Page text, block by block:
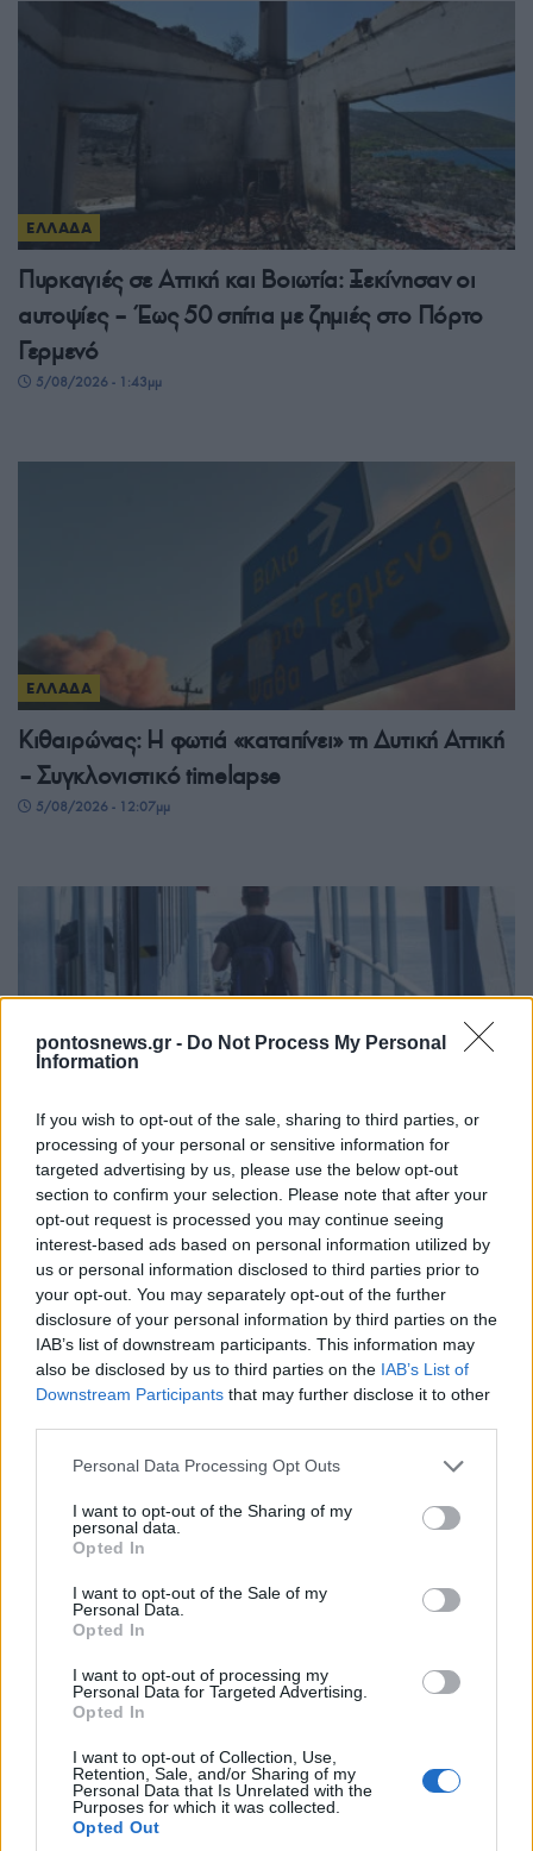
pontosnews.gr - Do Not Process My Personal
Information
If you wish to opt-out of the sale, sharing to third parties, or
processing of your personal or sensitive information for
targeted advertising by us, please use the below opt-out
section to confirm your selection. Please note that after your
opt-out request is processed you may continue seeing
interest-based ads based on personal information utilized by
us or personal information disclosed to third parties prior to
your opt-out. You may separately opt-out of the further
disclosure of your personal information by third parties on the
IAB’s list of downstream participants. This information may
also be disclosed by us to third parties on the IAB’s List of
Downstream Participants that may further disclose it to other
Please note that this website/app uses one or more Google
not limited to your visit or usage behaviour. You may click to
grant or deny consent to Google and its third-party tags to
use your data for below specified purposes in below Google
consent section.
Personal Data Processing Opt Outs
I want to opt-out of the Sharing of my
personal data.
Opted In
I want to opt-out of the Sale of my
Personal Data.
Opted In
I want to opt-out of processing my
Personal Data for Targeted Advertising.
Opted In
I want to opt-out of Collection, Use,
Retention, Sale, and/or Sharing of my
Personal Data that Is Unrelated with the
Purposes for which it was collected.
Opted Out
ΕΛΛΑΔΑ
Πυρκαγιές σε Αττική και Βοιωτία: Ξεκίνησαν οι
αυτοψίες – Έως 50 σπίτια με ζημιές στο Πόρτο
Γερμενό
5/08/2026 - 1:43μμ
ΕΛΛΑΔΑ
Κιθαιρώνας: Η φωτιά «καταπίνει» τη Δυτική Αττική
– Συγκλονιστικό timelapse
5/08/2026 - 12:07μμ
ΕΛΛΑΔΑ
Τουρισμός για Όλους 2026-2027: Ανοίγουν οι
αιτήσεις – Ποια ΑΦΜ υποβάλλουν σήμερα
5/08/2026 - 10:33πμ
ΕΛΛΑΔΑ
Άντριου Χάτσινσον: Ο Βρετανός πιλότος που
κατάφερε να διασωθεί, δευτερόλεπτα πριν
5/08/2026 - 9:21πμ